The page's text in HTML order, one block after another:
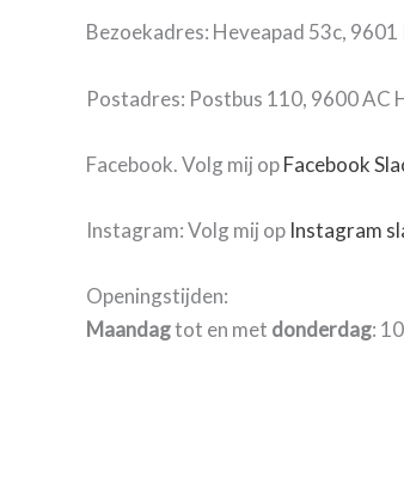
Bezoekadres: Heveapad 53c,
Postadres: Postbus 110, 9600 AC
Facebook. Volg mij opFacebook
Instagram: Volg mij op Instagram
Openingstijden:
Maandagtot en met donderdag: